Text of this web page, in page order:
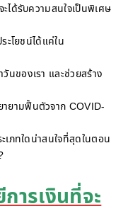
ได้รับความสนใจเป็นพิเศษ
ะโยชน์ได้แค่ใน
นของเรา และช่วยสร้าง
ยามฟื้นตัวจาก COVID-
เภทใดน่าสนใจที่สุดในตอน
ารเงินที่จะ